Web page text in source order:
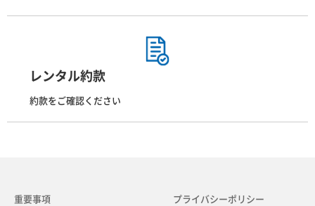
レンタル約款
約款をご確認ください
重要事項 プライバシーポリシー